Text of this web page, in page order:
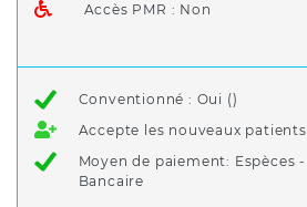
Accès PMR : Non
Conventionné : Oui ()
Accepte les nouveaux
Moyen de paiement: Espèces
Bancaire